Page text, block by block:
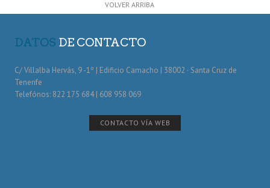
VOLVER ARRIBA
DATOS DE CONTACTO
C/ Villalba Hervás, 9 -1º | Edificio Camacho | 38002 · Santa Cruz de
Tenerife
Telefónos: 822 175 684 | 608 958 069
CONTACTO VÍA WEB